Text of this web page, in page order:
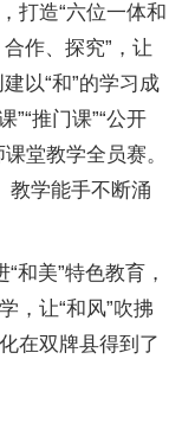
打造“六位一体和
作、探究”，让
以“和”的学习成
”“推门课”“公开
堂教学全员赛。
教学能手不断涌
和美”特色教育，
，让“和风”吹拂
在双牌县得到了